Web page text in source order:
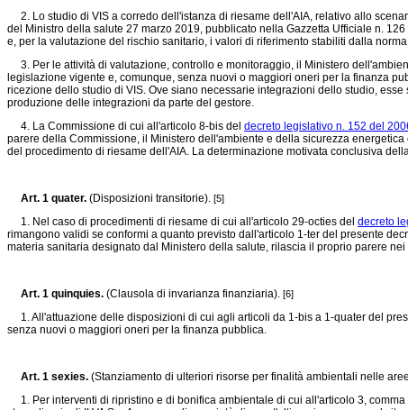
2. Lo studio di VIS a corredo dell'istanza di riesame dell'AIA, relativo allo
del Ministro della salute 27 marzo 2019, pubblicato nella Gazzetta Ufficiale n.
e, per la valutazione del rischio sanitario, i valori di riferimento stabiliti dalla
3. Per le attività di valutazione, controllo e monitoraggio, il Ministero
legislazione vigente e, comunque, senza nuovi o maggiori oneri per la finanza
ricezione dello studio di VIS. Ove siano necessarie integrazioni dello studio,
produzione delle integrazioni da parte del gestore.
4. La Commissione di cui all'articolo 8-bis del decreto legislativo n. 152 del
parere della Commissione, il Ministero dell'ambiente e della sicurezza
del procedimento di riesame dell'AIA. La determinazione motivata conclusiva
Art. 1 quater. (Disposizioni transitorie). [5]
1. Nel caso di procedimenti di riesame di cui all'articolo 29-octies del decreto
rimangono validi se conformi a quanto previsto dall'articolo 1-ter del presente
materia sanitaria designato dal Ministero della salute, rilascia il proprio parere
Art. 1 quinquies. (Clausola di invarianza finanziaria). [6]
1. All'attuazione delle disposizioni di cui agli articoli da 1-bis a 1-quater del
senza nuovi o maggiori oneri per la finanza pubblica.
Art. 1 sexies. (Stanziamento di ulteriori risorse per finalità ambientali nelle
1. Per interventi di ripristino e di bonifica ambientale di cui all'articolo 3, comma